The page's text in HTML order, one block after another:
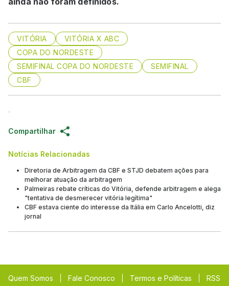
VITÓRIA
VITÓRIA X ABC
COPA DO NORDESTE
SEMIFINAL COPA DO NORDESTE
SEMIFINAL
CBF
Compartilhar
Notícias Relacionadas
Diretoria de Arbitragem da CBF e STJD debatem ações para
melhorar atuação da arbitragem
Palmeiras rebate críticas do Vitória, defende arbitragem e alega
"tentativa de desmerecer vitória legítima"
CBF estava ciente do interesse da Itália em Carlo Ancelotti, diz
jornal
Quem Somos Fale Conosco Termos e Políticas RSS